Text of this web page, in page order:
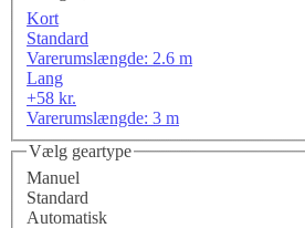
Kort
Standard
Varerumslængde: 2.6 m
Lang
+58 kr.
Varerumslængde: 3 m
Vælg geartype
Manuel
Standard
Automatisk